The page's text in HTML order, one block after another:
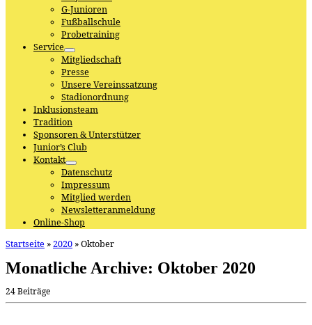
G-Junioren
Fußballschule
Probetraining
Service
Mitgliedschaft
Presse
Unsere Vereinssatzung
Stadionordnung
Inklusionsteam
Tradition
Sponsoren & Unterstützer
Junior’s Club
Kontakt
Datenschutz
Impressum
Mitglied werden
Newsletteranmeldung
Online-Shop
Startseite »2020 »Oktober
Monatliche Archive: Oktober 2020
24 Beiträge